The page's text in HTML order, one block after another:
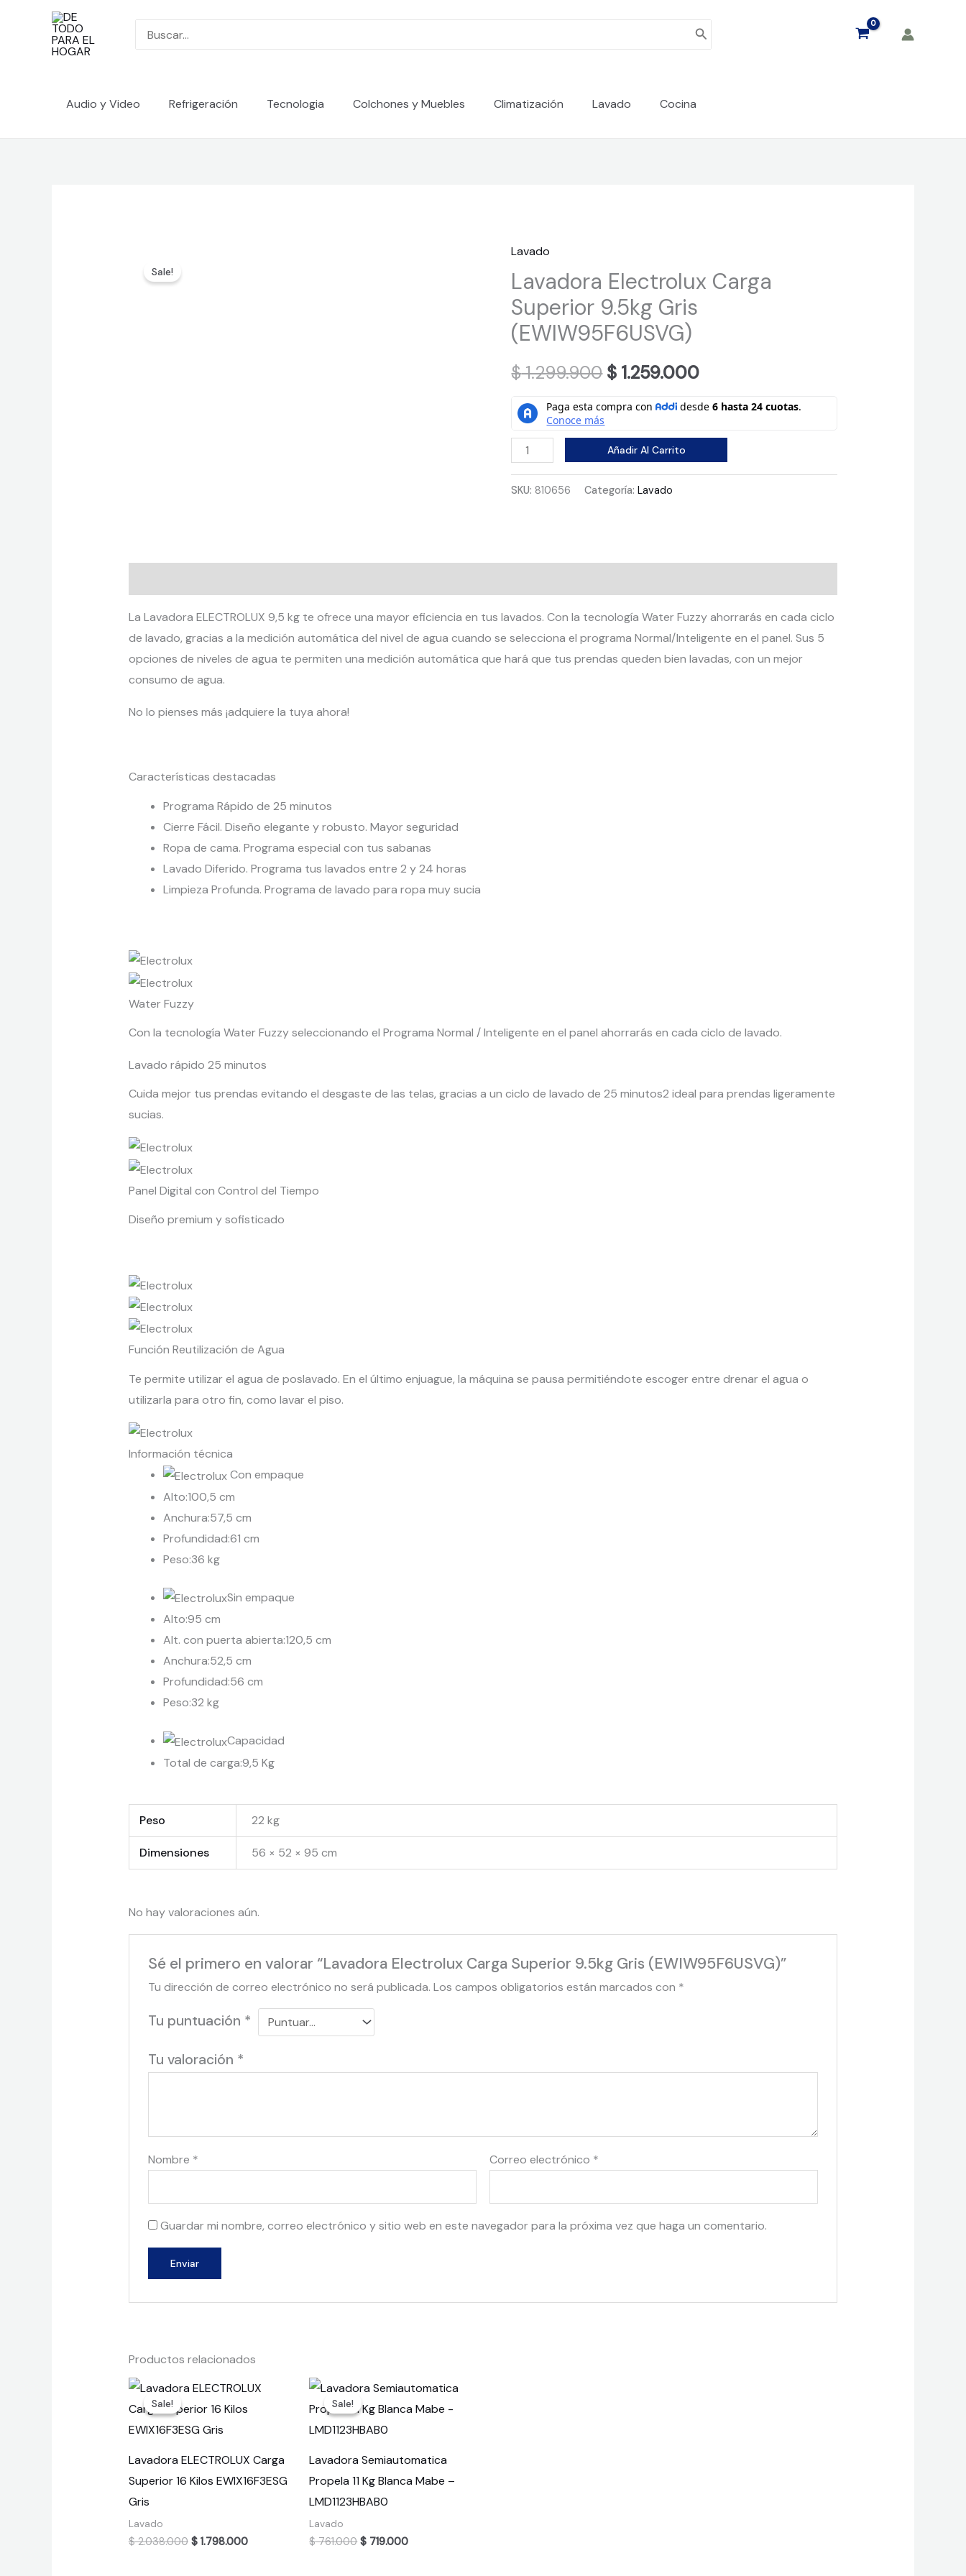
contenido
Search
Audio y Video Refrigeración Tecnologia Colchones y Muebles Climatización Lavado Cocina
Sale!
Lavado
Lavadora Electrolux Carga
Superior 9.5kg Gris
(EWIW95F6USVG)
$1.299.900 Original
price
was:
$ 1.299.900.
$ 1.259.000Current
price
is:
$ 1.259.000.
Lavadora
Carga
cantidad
Añadir Al Carrito
SKU: 810656 Categoría:Lavado
La Lavadora ELECTROLUX 9,5 kg te ofrece una mayor eficiencia en tus lavados. Con la tecnología Water Fuzzy ahorrarás en cada ciclo
de lavado, gracias a la medición automática del nivel de agua cuando se selecciona el programa Normal/Inteligente en el panel. Sus 5
opciones de niveles de agua te permiten una medición automática que hará que tus prendas queden bien lavadas, con un mejor
consumo de agua.
No lo pienses más ¡adquiere la tuya ahora!
Características destacadas
Programa Rápido de 25 minutos
Cierre Fácil. Diseño elegante y robusto. Mayor seguridad
Ropa de cama. Programa especial con tus sabanas
Lavado Diferido. Programa tus lavados entre 2 y 24 horas
Limpieza Profunda. Programa de lavado para ropa muy sucia
Water Fuzzy
Con la tecnología Water Fuzzy seleccionando el Programa Normal / Inteligente en el panel ahorrarás en cada ciclo de lavado.
Lavado rápido 25 minutos
Cuida mejor tus prendas evitando el desgaste de las telas, gracias a un ciclo de lavado de 25 minutos2 ideal para prendas ligeramente
sucias.
Panel Digital con Control del Tiempo
Diseño premium y sofisticado
Función Reutilización de Agua
Te permite utilizar el agua de poslavado. En el último enjuague, la máquina se pausa permitiéndote escoger entre drenar el agua o
utilizarla para otro fin, como lavar el piso.
Información técnica
Con empaque
Alto:100,5 cm
Anchura:57,5 cm
Profundidad:61 cm
Peso:36 kg
Sin empaque
Alto:95 cm
Alt. con puerta abierta:120,5 cm
Anchura:52,5 cm
Profundidad:56 cm
Peso:32 kg
Capacidad
Total de carga:9,5 Kg
Peso 22 kg
Dimensiones 56 × 52 × 95 cm
No hay valoraciones aún.
Sé el primero en valorar “Lavadora Electrolux Carga Superior 9.5kg Gris (EWIW95F6USVG)”
Tu dirección de correo electrónico no será publicada. Los campos obligatorios están marcados con *
Tu puntuación *
Tu valoración *
Nombre * Correo electrónico *
Guardar mi nombre, correo electrónico y sitio web en este navegador para la próxima vez que haga un comentario.
Productos relacionados
Sale!
Sale!
Lavadora ELECTROLUX Carga
Superior 16 Kilos EWIX16F3ESG
Gris
Lavado
$2.038.000 Original
$1.798.000Current
Sale!
Sale!
Lavadora Semiautomatica
Propela 11 Kg Blanca Mabe –
LMD1123HBAB0
Lavado
$761.000 Original
$ 719.000Current